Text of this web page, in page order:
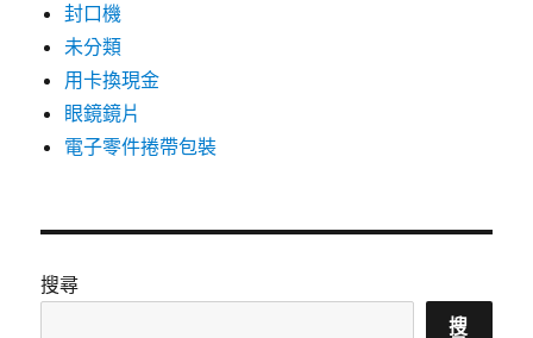
封口機
未分類
用卡換現金
眼鏡鏡片
電子零件捲帶包裝
搜尋
搜